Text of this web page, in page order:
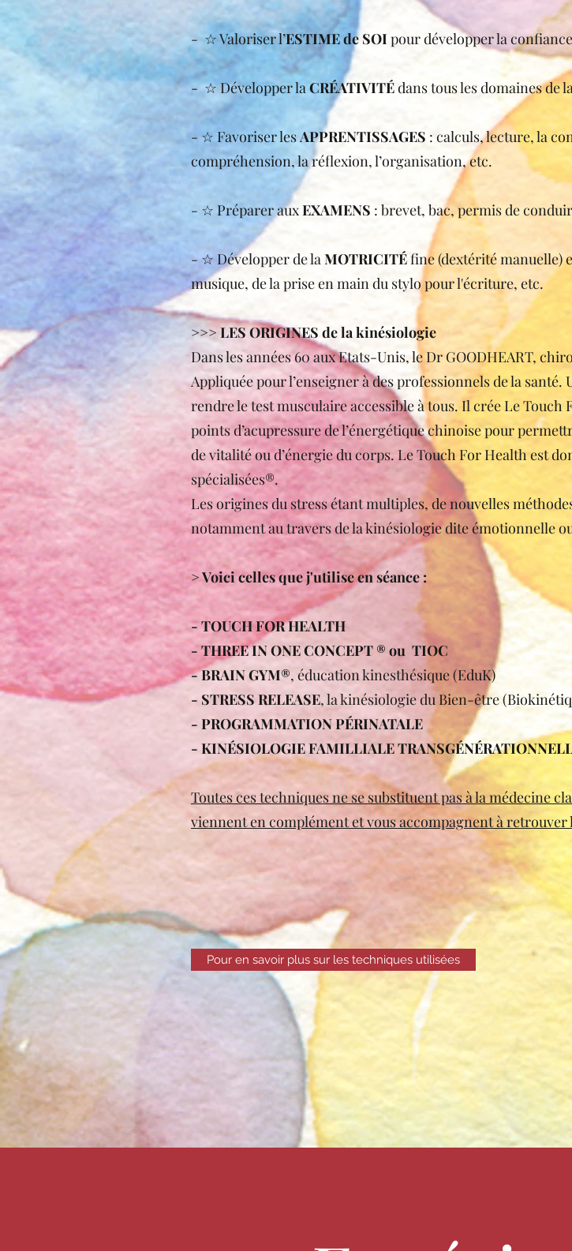
- ☆ Valoriser l’ESTIME de SOI pour développer la
- ☆ Développer laCRÉATIVITÉdans tous les domaines de
- ☆ Favoriser lesAPPRENTISSAGES : calculs, lecture, la
compréhension, la réflexion, l’organisation, etc.
- ☆ Préparer auxEXAMENS : brevet, bac, permis de
- ☆ Développer de laMOTRICITÉfine (dextérité manuelle)
musique, de la prise en main du stylo pour l'écriture, etc.
>>> LES ORIGINES de la kinésiologie
Dans les années 60 aux Etats-Unis, le Dr GOODHEART,
Appliquée pour l’enseigner à des professionnels de la santé.
rendre le test musculaire accessible à tous. Il crée Le
points d’acupressure de l’énergétique chinoise pour
de vitalité ou d’énergie du corps. Le Touch For Health est
spécialisées®.
Les origines du stress étant multiples, de nouvelles
notamment au travers de la kinésiologie dite émotionnelle
> Voici celles que j'utilise en séance :
​- TOUCH FOR HEALTH
- THREE IN ONE CONCEPT ® ou TIOC
- BRAIN GYM®, éducation kinesthésique (EduK)
- STRESS RELEASE, la kinésiologie du Bien-être
- PROGRAMMATION PÉRINATALE
- KINÉSIOLOGIE FAMILLIALE
Toutes ces techniques ne se substituent pas à la médecine
viennent en complément et vous accompagnent à retrouver
Pour en savoir plus sur les techniques utilisées